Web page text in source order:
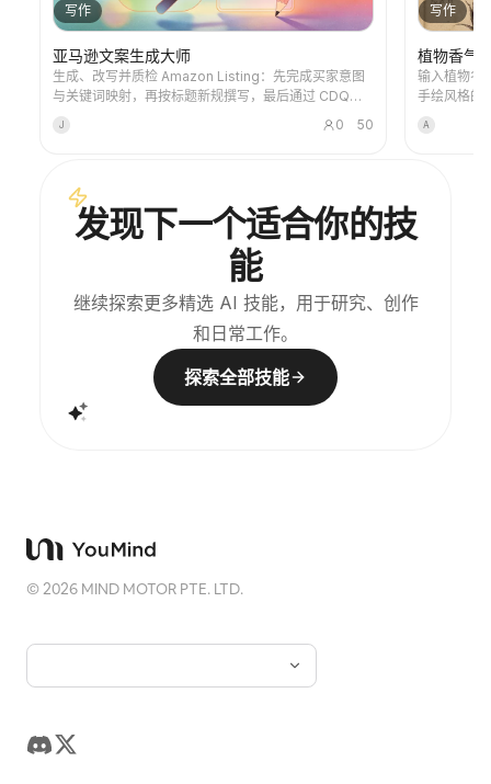
写作
亚马逊文案生成大师
生成、改写并质检 Amazon Listing：先完成买家意图
与关键词映射，再按标题新规撰写，最后通过 CDQ、
A9、COSMO、Alexa 可见性、合规和标题短语六门质
J 0 50
写作
植物香气
输入植物名
手绘风格的
A
发现下一个适合你的技
能
继续探索更多精选 AI 技能，用于研究、创作
和日常工作。
探索全部技能
©2026 MIND MOTOR PTE. LTD.